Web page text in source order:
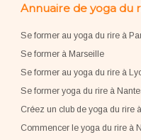
Annuaire de yoga du
Se former au yoga du rire à
Se former à Marseille
Se former au yoga du rire à
Se former yoga du rire à
Créez un club de yoga du rire
Commencer le yoga du rire à